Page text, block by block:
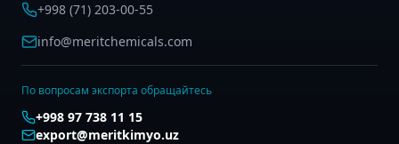
+998 (71) 203-00-55
info@meritchemicals.com
По вопросам экспорта обращайтесь
+998 97 738 11 15
export@meritkimyo.uz